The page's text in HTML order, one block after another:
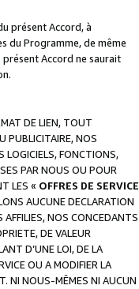
présent Accord, à
du Programme, de même
Accord ne saurait
DE LIEN, TOUT
PUBLICITAIRE, NOS
LOGICIELS, FONCTIONS,
PAR NOUS OU POUR
LES « OFFRES DE SERVICE
AUCUNE DECLARATION
AFFILIES, NOS CONCEDANTS
DE VALEUR
D’UNE LOI, DE LA
OU A MODIFIER LA
NI NOUS-MÊMES NI AUCUN